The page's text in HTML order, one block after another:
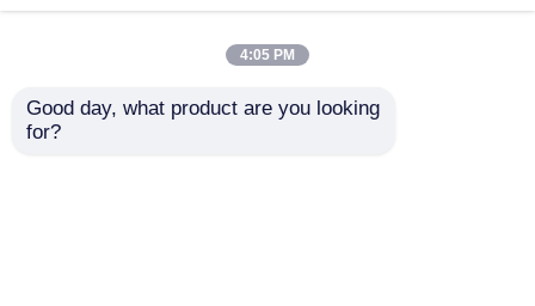
4:05 PM
Good day, what product are you looking
for?